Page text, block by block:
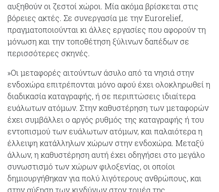
αυξηθούν οι ζεστοί χώροι. Μία ακόμα βρίσκεται στις
βόρειες ακτές. Σε συνεργασία με την Eurorelief,
πραγματοποιούνται κι άλλες εργασίες που αφορούν τη
μόνωση και την τοποθέτηση ξύλινων δαπέδων σε
περισσότερες σκηνές.
»Οι μεταφορές αιτούντων άσυλο από τα νησιά στην
ενδοχώρα επιτρέπονται μόνο αφού έχει ολοκληρωθεί η
διαδικασία καταγραφής, ή σε περιπτώσεις ιδιαίτερα
ευάλωτων ατόμων. Στην καθυστέρηση των μεταφορών
έχει συμβάλλει ο αργός ρυθμός της καταγραφής ή του
εντοπισμού των ευάλωτων ατόμων, και παλαιότερα η
έλλειψη κατάλληλων χώρων στην ενδοχώρα. Μεταξύ
άλλων, η καθυστέρηση αυτή έχει οδηγήσει στο μεγάλο
συνωστισμό των χώρων φιλοξενίας, οι οποίοι
δημιουργήθηκαν για πολύ λιγότερους ανθρώπους, και
στην αύξηση των κινδύνων στον τομέα της